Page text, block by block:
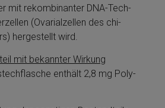
mit re­kom­bi­nan­ter DNA-Tech­
(Ova­ri­al­zel­len des chi­
her­ge­stellt wird.
mit bekannter Wirkung
enthält 2,8 mg Poly­